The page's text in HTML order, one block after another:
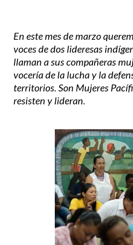
En este mes de marzo
voces de dos lideresas
llaman a sus compañeras
vocería de la lucha y la
territorios. Son Mujeres
resisten y lideran.